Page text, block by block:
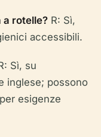
a rotelle? R: Sì,
accessibili.
Sì, su
inglese; possono
esigenze